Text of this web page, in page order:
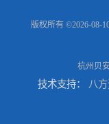
版权所有 ©2026-08-
杭州贝
技术支持： 八